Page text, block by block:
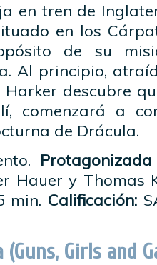
en tren de
en los
de su
Al principio,
descubre
comenzará a
de Drácula.
Hauer y Thomas
min. Calificación:
Girls and